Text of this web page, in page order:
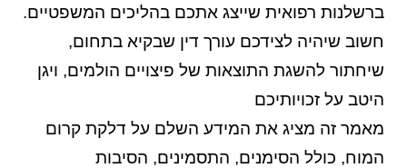
ברשלנות רפואית שייצג אתכם בהליכים המשפטיים.
חשוב שיהיה לצידכם עורך דין שבקיא בתחום,
שיחתור להשגת התוצאות של פיצויים הולמים, ויגן
היטב על זכויותיכם
מאמר זה מציג את המידע השלם על דלקת קרום
המוח, כולל הסימנים, התסמינים, הסיבות